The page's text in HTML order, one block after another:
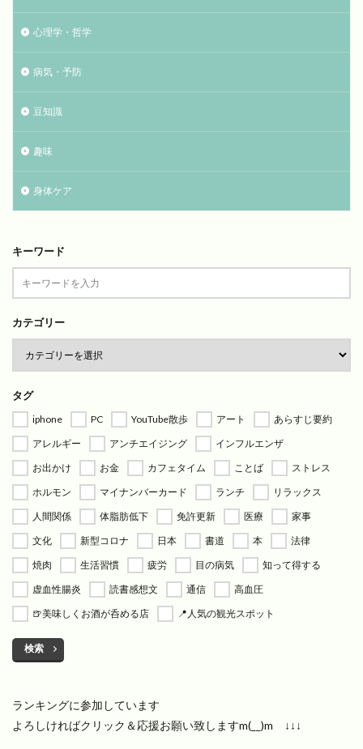
心理学・哲学
病気・予防
豆知識
趣味
身体ケア
キーワード
カテゴリー
タグ
iphone PC YouTube散歩 アート
あらすじ要約
アレルギー
アンチエイジング
インフルエンザ
お出かけ
お金 カフェタイム ことば
ストレス
ホルモン
マイナンバーカード ランチ
リラックス
人間関係
体脂肪低下 免許更新 医療
家事
文化
新型コロナ 日本 書道 本
法律
焼肉
生活習慣 疲労 目の病気
知って得する
虚血性腸炎
読書感想文 通信
高血圧
🍺美味しくお酒が呑める店
📍人気の観光スポット
検索
ランキングに参加しています
よろしければクリック＆応援お願い致しますm(__)m ↓↓↓